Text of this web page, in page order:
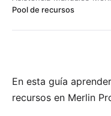
Pool de recursos
En esta guía
recursos en Merlin